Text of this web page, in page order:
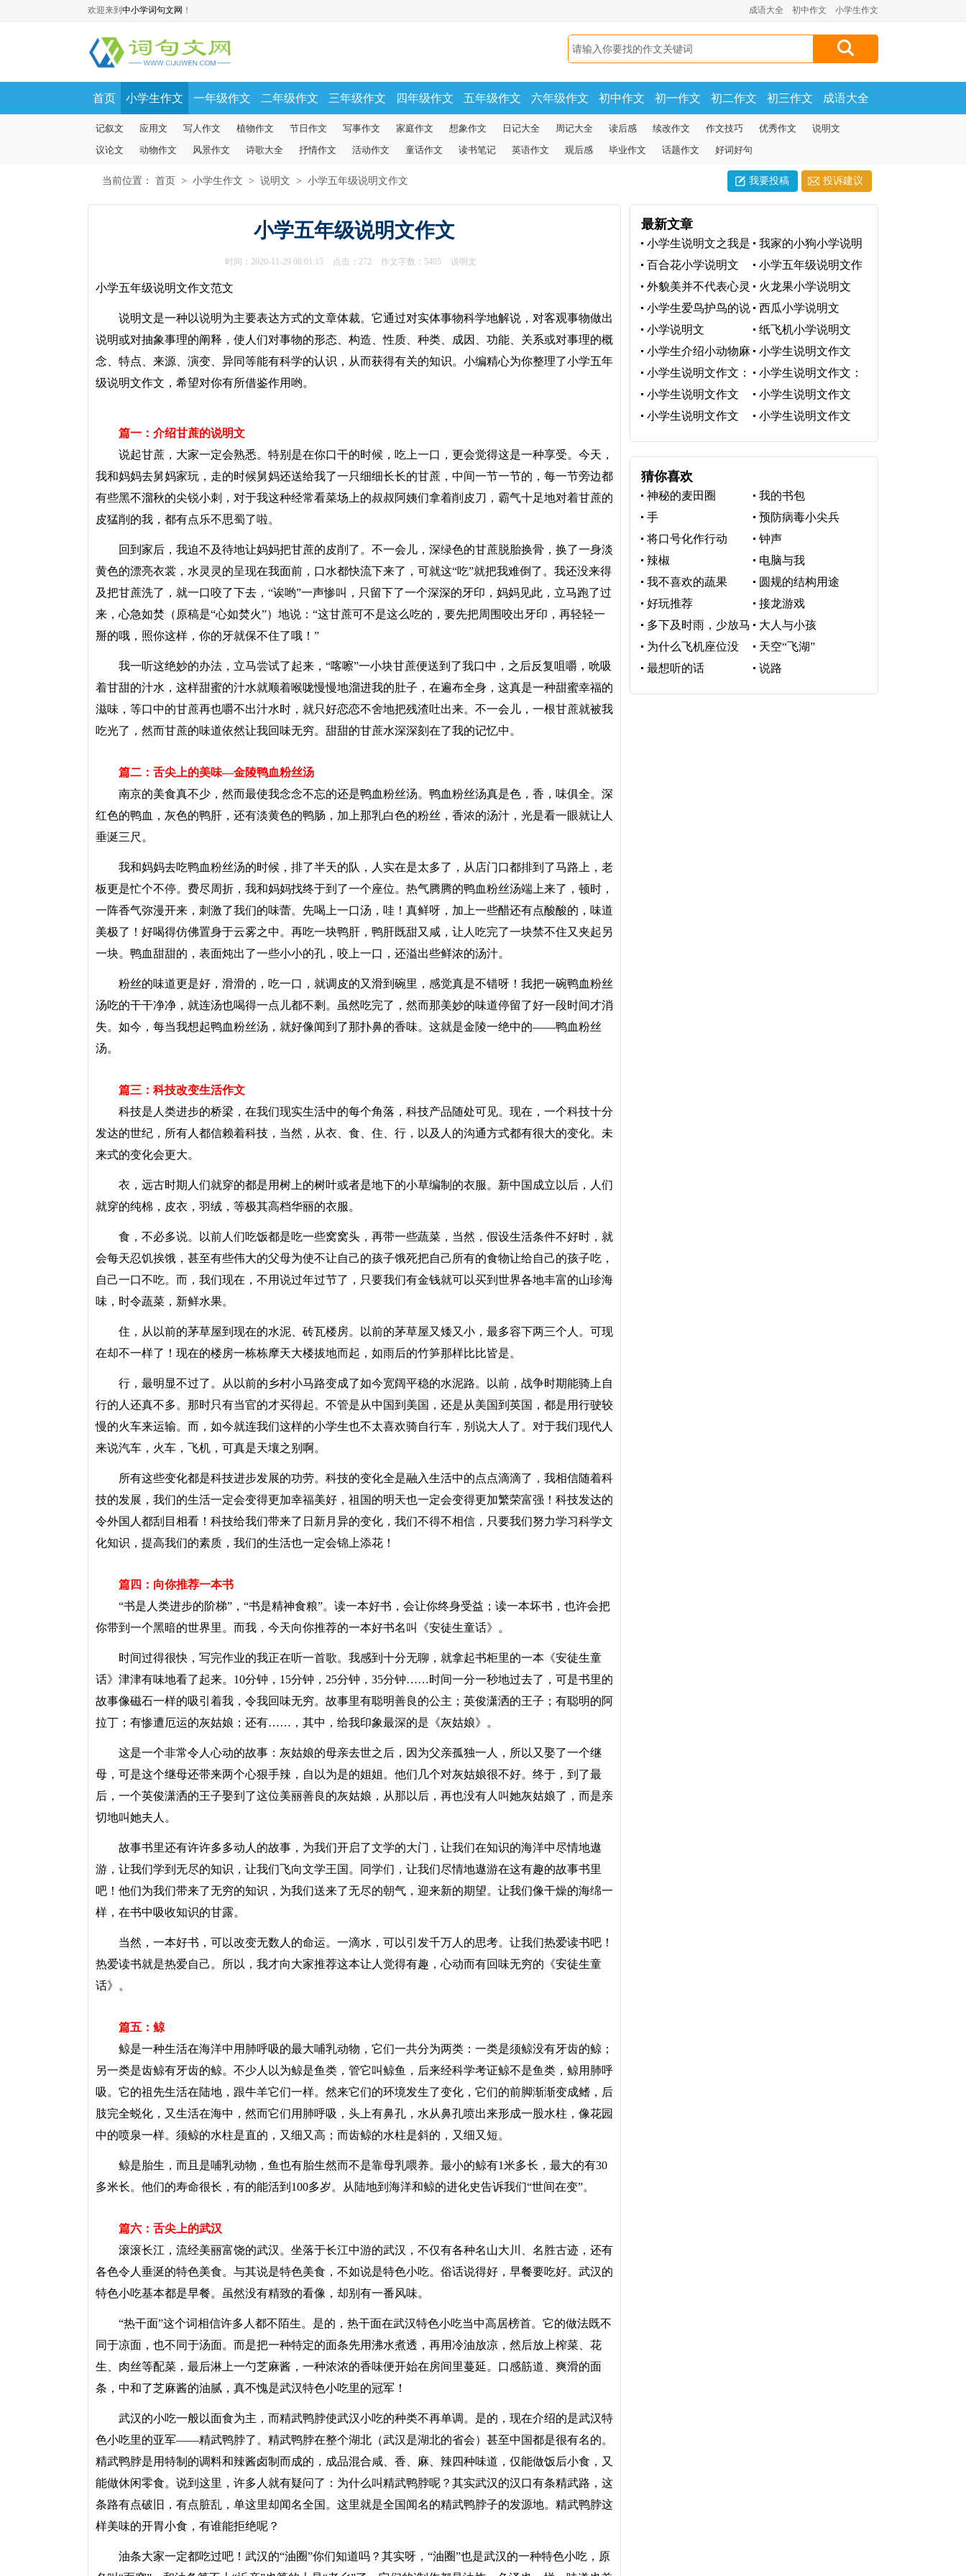
欢迎来到 中小学词句文网 ！ 小学生作文
初中作文
成语大全
首页 小学生作文 一年级作文 二年级作文 三年级作文 四年级作文 五年级作文 六年级作文 初中作文 初一作文 初二作文 初三作文 成语大全
记叙文 应用文 写人作文 植物作文 节日作文 写事作文 家庭作文 想象作文 日记大全 周记大全 读后感 续改作文 作文技巧 优秀作文
说明文
议论文
动物作文 风景作文 诗歌大全 抒情作文 活动作文 童话作文 读书笔记 英语作文 观后感 毕业作文 话题作文 好词好句
当前位置： 首页 > 小学生作文 > 说明文 > 小学五年级说明文作文 我要投稿 投诉建议
小学五年级说明文作文
时间：2020-11-29 08:01:15 点击： 272 作文字数：5405 说明文
小学五年级说明文作文范文
说明文是一种以说明为主要表达方式的文章体裁。它通过对实体事物科学地解说，对客观事物做出
说明或对抽象事理的阐释，使人们对事物的形态、构造、性质、种类、成因、功能、关系或对事理的概
念、特点、来源、演变、异同等能有科学的认识，从而获得有关的知识。小编精心为你整理了小学五年
级说明文作文 ，希望对你有所借鉴作用哟。
篇一：介绍甘蔗的说明文
说起甘蔗，大家一定会熟悉。特别是在你口干的时候，吃上一口，更会觉得这是一种享受。今天，
我和妈妈去舅妈家玩，走的时候舅妈还送给我了一只细细长长的甘蔗，中间一节一节的，每一节旁边都
有些黑不溜秋的尖锐小刺，对于我这种经常看菜场上的叔叔阿姨们拿着削皮刀，霸气十足地对着甘蔗的
皮猛削的我，都有点乐不思蜀了啦。
回到家后，我迫不及待地让妈妈把甘蔗的皮削了。不一会儿，深绿色的甘蔗脱胎换骨，换了一身淡
黄色的漂亮衣裳，水灵灵的呈现在我面前，口水都快流下来了，可就这“吃”就把我难倒了。我还没来得
及把甘蔗洗了，就一口咬了下去，“诶哟”一声惨叫，只留下了一个深深的牙印，妈妈见此，立马跑了过
来，心急如焚（原稿是“心如焚火”）地说：“这甘蔗可不是这么吃的，要先把周围咬出牙印，再轻轻一
掰的哦，照你这样，你的牙就保不住了哦！”
我一听这绝妙的办法，立马尝试了起来，“喀嚓”一小块甘蔗便送到了我口中，之后反复咀嚼，吮吸
着甘甜的汁水，这样甜蜜的汁水就顺着喉咙慢慢地溜进我的肚子，在遍布全身，这真是一种甜蜜幸福的
滋味，等口中的甘蔗再也嚼不出汁水时，就只好恋恋不舍地把残渣吐出来。不一会儿，一根甘蔗就被我
吃光了，然而甘蔗的味道依然让我回味无穷。甜甜的甘蔗水深深刻在了我的记忆中。
篇二：舌尖上的美味―金陵鸭血粉丝汤
南京的美食真不少，然而最使我念念不忘的还是鸭血粉丝汤。鸭血粉丝汤真是色，香，味俱全。深
红色的鸭血，灰色的鸭肝，还有淡黄色的鸭肠，加上那乳白色的粉丝，香浓的汤汁，光是看一眼就让人
垂涎三尺。
我和妈妈去吃鸭血粉丝汤的时候，排了半天的队，人实在是太多了，从店门口都排到了马路上，老
板更是忙个不停。费尽周折，我和妈妈找终于到了一个座位。热气腾腾的鸭血粉丝汤端上来了，顿时，
一阵香气弥漫开来，刺激了我们的味蕾。先喝上一口汤，哇！真鲜呀，加上一些醋还有点酸酸的，味道
美极了！好喝得仿佛置身于云雾之中。再吃一块鸭肝，鸭肝既甜又咸，让人吃完了一块禁不住又夹起另
一块。鸭血甜甜的，表面炖出了一些小小的孔，咬上一口，还溢出些鲜浓的汤汁。
粉丝的味道更是好，滑滑的，吃一口，就调皮的又滑到碗里，感觉真是不错呀！我把一碗鸭血粉丝
汤吃的干干净净，就连汤也喝得一点儿都不剩。虽然吃完了，然而那美妙的味道停留了好一段时间才消
失。如今，每当我想起鸭血粉丝汤，就好像闻到了那扑鼻的香味。这就是金陵一绝中的――鸭血粉丝
汤。
篇三：科技改变生活作文
科技是人类进步的桥梁，在我们现实生活中的每个角落，科技产品随处可见。现在，一个科技十分
发达的世纪，所有人都信赖着科技，当然，从衣、食、住、行，以及人的沟通方式都有很大的变化。未
来式的变化会更大。
衣，远古时期人们就穿的都是用树上的树叶或者是地下的小草编制的衣服。新中国成立以后，人们
就穿的纯棉，皮衣，羽绒，等极其高档华丽的衣服。
食，不必多说。以前人们吃饭都是吃一些窝窝头，再带一些蔬菜，当然，假设生活条件不好时，就
会每天忍饥挨饿，甚至有些伟大的父母为使不让自己的孩子饿死把自己所有的食物让给自己的孩子吃，
自己一口不吃。而，我们现在，不用说过年过节了，只要我们有金钱就可以买到世界各地丰富的山珍海
味，时令蔬菜，新鲜水果。
住，从以前的茅草屋到现在的水泥、砖瓦楼房。以前的茅草屋又矮又小，最多容下两三个人。可现
在却不一样了！现在的楼房一栋栋摩天大楼拔地而起，如雨后的竹笋那样比比皆是。
行，最明显不过了。从以前的乡村小马路变成了如今宽阔平稳的水泥路。以前，战争时期能骑上自
行的人还真不多。那时只有当官的才买得起。不管是从中国到美国，还是从美国到英国，都是用行驶较
慢的火车来运输。而，如今就连我们这样的小学生也不太喜欢骑自行车，别说大人了。对于我们现代人
来说汽车，火车，飞机，可真是天壤之别啊。
所有这些变化都是科技进步发展的功劳。科技的变化全是融入生活中的点点滴滴了，我相信随着科
技的发展，我们的生活一定会变得更加幸福美好，祖国的明天也一定会变得更加繁荣富强！科技发达的
令外国人都刮目相看！科技给我们带来了日新月异的变化，我们不得不相信，只要我们努力学习科学文
化知识，提高我们的素质，我们的生活也一定会锦上添花！
篇四：向你推荐一本书
“书是人类进步的阶梯”，“书是精神食粮”。读一本好书，会让你终身受益；读一本坏书，也许会把
你带到一个黑暗的世界里。而我，今天向你推荐的一本好书名叫《安徒生童话》。
时间过得很快，写完作业的我正在听一首歌。我感到十分无聊，就拿起书柜里的一本《安徒生童
话》津津有味地看了起来。10分钟，15分钟，25分钟，35分钟……时间一分一秒地过去了，可是书里的
故事像磁石一样的吸引着我，令我回味无穷。故事里有聪明善良的公主；英俊潇洒的王子；有聪明的阿
拉丁；有惨遭厄运的灰姑娘；还有……，其中，给我印象最深的是《灰姑娘》。
这是一个非常令人心动的故事：灰姑娘的母亲去世之后，因为父亲孤独一人，所以又娶了一个继
母，可是这个继母还带来两个心狠手辣，自以为是的姐姐。他们几个对灰姑娘很不好。终于，到了最
后，一个英俊潇洒的王子娶到了这位美丽善良的灰姑娘，从那以后，再也没有人叫她灰姑娘了，而是亲
切地叫她夫人。
故事书里还有许许多多动人的故事，为我们开启了文学的大门，让我们在知识的海洋中尽情地遨
游，让我们学到无尽的知识，让我们飞向文学王国。同学们，让我们尽情地遨游在这有趣的故事书里
吧！他们为我们带来了无穷的知识，为我们送来了无尽的朝气，迎来新的期望。让我们像干燥的海绵一
样，在书中吸收知识的甘露。
当然，一本好书，可以改变无数人的命运。一滴水，可以引发千万人的思考。让我们热爱读书吧！
热爱读书就是热爱自己。所以，我才向大家推荐这本让人觉得有趣，心动而有回味无穷的《安徒生童
话》。
篇五：鲸
鲸是一种生活在海洋中用肺呼吸的最大哺乳动物，它们一共分为两类：一类是须鲸没有牙齿的鲸；
另一类是齿鲸有牙齿的鲸。不少人以为鲸是鱼类，管它叫鲸鱼，后来经科学考证鲸不是鱼类，鲸用肺呼
吸。它的祖先生活在陆地，跟牛羊它们一样。然来它们的环境发生了变化，它们的前脚渐渐变成鳍，后
肢完全蜕化，又生活在海中，然而它们用肺呼吸，头上有鼻孔，水从鼻孔喷出来形成一股水柱，像花园
中的喷泉一样。须鲸的水柱是直的，又细又高；而齿鲸的水柱是斜的，又细又短。
鲸是胎生，而且是哺乳动物，鱼也有胎生然而不是靠母乳喂养。最小的鲸有1米多长，最大的有30
多米长。他们的寿命很长，有的能活到100多岁。从陆地到海洋和鲸的进化史告诉我们“世间在变”。
篇六：舌尖上的武汉
滚滚长江，流经美丽富饶的武汉。坐落于长江中游的武汉，不仅有各种名山大川、名胜古迹，还有
各色令人垂涎的特色美食。与其说是特色美食，不如说是特色小吃。俗话说得好，早餐要吃好。武汉的
特色小吃基本都是早餐。虽然没有精致的看像，却别有一番风味。
“热干面”这个词相信许多人都不陌生。是的，热干面在武汉特色小吃当中高居榜首。它的做法既不
同于凉面，也不同于汤面。而是把一种特定的面条先用沸水煮透，再用冷油放凉，然后放上榨菜、花
生、肉丝等配菜，最后淋上一勺芝麻酱，一种浓浓的香味便开始在房间里蔓延。口感筋道、爽滑的面
条，中和了芝麻酱的油腻，真不愧是武汉特色小吃里的冠军！
武汉的小吃一般以面食为主，而精武鸭脖使武汉小吃的种类不再单调。是的，现在介绍的是武汉特
色小吃里的亚军――精武鸭脖了。精武鸭脖在整个湖北（武汉是湖北的省会）甚至中国都是很有名的。
精武鸭脖是用特制的调料和辣酱卤制而成的，成品混合咸、香、麻、辣四种味道，仅能做饭后小食，又
能做休闲零食。说到这里，许多人就有疑问了：为什么叫精武鸭脖呢？其实武汉的汉口有条精武路，这
条路有点破旧，有点脏乱，单这里却闻名全国。这里就是全国闻名的精武鸭脖子的发源地。精武鸭脖这
样美味的开胃小食，有谁能拒绝呢？
油条大家一定都吃过吧！武汉的“油圈”你们知道吗？其实呀，“油圈”也是武汉的一种特色小吃，原
最新文章
小学生说明文之我是
小法官
我家的小狗小学说明
文
百合花小学说明文
小学五年级说明文作
文
外貌美并不代表心灵
美小学说明文
火龙果小学说明文
小学生爱鸟护鸟的说
明文
西瓜小学说明文
小学说明文
纸飞机小学说明文
小学生介绍小动物麻
雀的说明文
小学生说明文作文
小学生说明文作文：
我家的小猫
小学生说明文作文：
可爱的小狗
小学生说明文作文
400字
小学生说明文作文
400字
小学生说明文作文
小学生说明文作文
猜你喜欢
神秘的麦田圈
我的书包
手
预防病毒小尖兵
将口号化作行动
钟声
辣椒
电脑与我
我不喜欢的蔬果
圆规的结构用途
好玩推荐
接龙游戏
多下及时雨，少放马
后炮
大人与小孩
为什么飞机座位没
有“I”排?
天空“飞湖”
最想听的话
说路